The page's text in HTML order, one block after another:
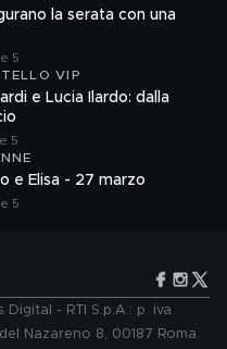
la serata con una
5
VIP
e Lucia Ilardo: dalla
5
e Elisa - 27 marzo
5
- RTI S.p.A.: p. iva
Nazareno 8, 00187 Roma.